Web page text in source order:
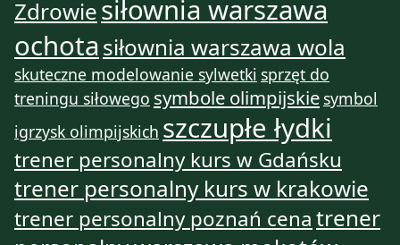
Zdrowiesiłownia warszawa
ochota siłownia warszawa wola
skuteczne modelowanie sylwetki sprzęt do
treningu siłowego symbole olimpijskie symbol
igrzysk olimpijskich szczupłe łydki
trener personalny kurs w Gdańsku
trener personalny kurs w krakowie
trener personalny poznań cenatrener